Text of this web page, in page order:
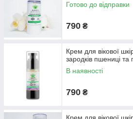
Готово до відправки
790 ₴
Крем для вікової
зародків пшениці
В наявності
790 ₴